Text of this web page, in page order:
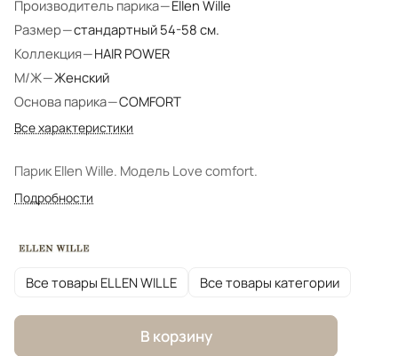
Производитель парика—Ellen Wille
Размер—стандартный 54-58 см.
Коллекция—HAIR POWER
М/Ж—Женский
Основа парика—COMFORT
Все характеристики
Парик Ellen Wille. Модель Love comfort.
Подробности
Все товары ELLEN WILLE Все товары категории
В корзину